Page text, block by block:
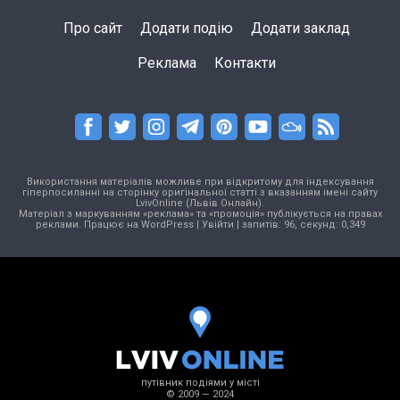
Про сайт Додати подію Додати заклад
Реклама Контакти
Використання матеріалів можливе при відкритому для індексування
гіперпосиланні на сторінку оригінальної статті з вказанням імені сайту
LvivOnline (Львів Онлайн).
Матеріал з маркуванням «реклама» та «промоція» публікується на правах
реклами. Працює на WordPress| Увійти | запитів: 96, секунд: 0,349
путівник подіями у місті
© 2009 — 2024